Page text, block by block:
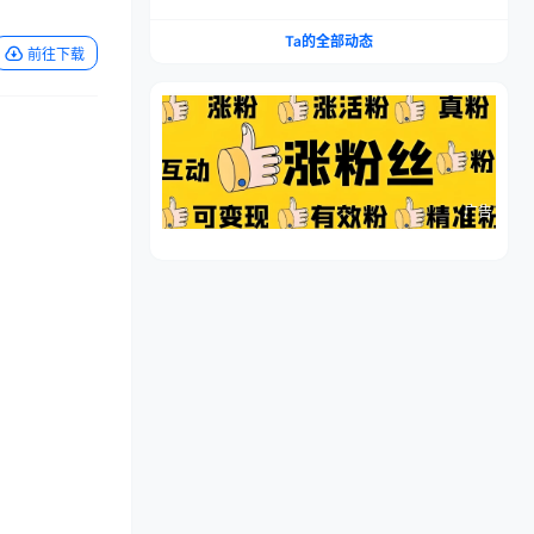
前往下载
Ta的全部动态
广告